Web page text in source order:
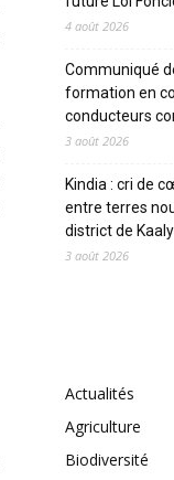
4 août 2026
Communiqué
formation en
conducteurs
3 août 2026
Kindia : cri de
entre terres
district de Kaaly
3 août 2026
Actualités
Agriculture
Biodiversité